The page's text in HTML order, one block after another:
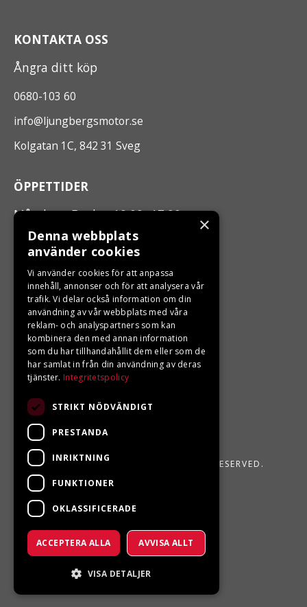
KONTAKTA OSS
Ångra ditt köp
0680-103 60
info@ljungbergsmotor.se
Kolgatan 1C, 842 31 Sveg
ÖPPETTIDER
Måndag - Fredag 10.00 -17.00
LJUNGBERGS MOTOR
Din BRP återförsäljare i Sveg!
LJUNGBERGS MOTOR 2026. ALL RIGHTS RESERVED.
POWERED BY EMPORI CMS
×
Denna webbplats
använder cookies
Vi använder cookies för att anpassa
innehåll, annonser och för att analysera vår
trafik. Vi delar också information om din
användning av vår webbplats med våra
reklam- och analyspartners som kan
kombinera den med annan information
som du har tillhandahållit dem eller som de
har samlat in från din användning av deras
tjänster. Integritetspolicy
STRIKT NÖDVÄNDIGT
PRESTANDA
INRIKTNING
FUNKTIONER
OKLASSIFICERADE
ACCEPTERA ALLA AVVISA ALLT
VISA DETALJER